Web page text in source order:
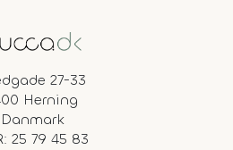
27-33
Herning
Danmark
25 79 45 83